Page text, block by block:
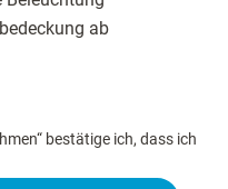
ab
bestätige ich, dass ich